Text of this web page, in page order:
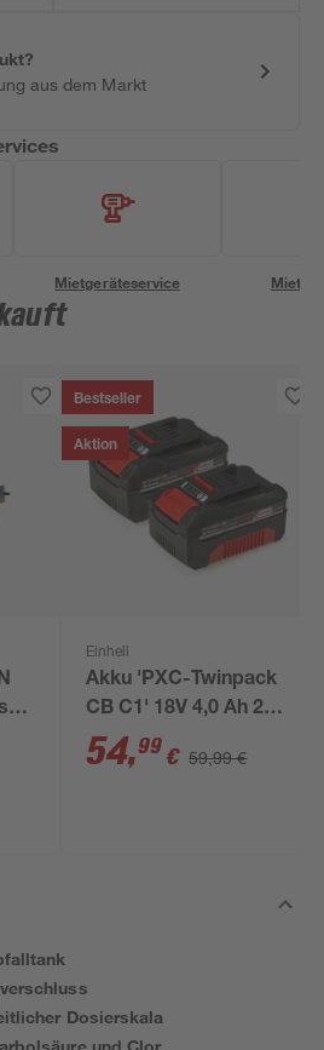
aus dem Markt
Mietgeräteservice
Bestseller
Aktion
Einhell
Akku 'PXC-Twinpack
CB C1' 18V 4,0 Ah 2
Stück
54,99 € 59,99 €
Dosierskala
und Clor